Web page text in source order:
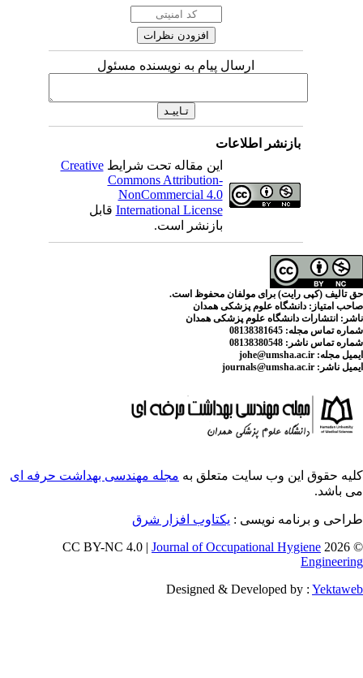
ارسال پیام به نویسنده مسئول
این مقاله تحت شرایطCreative
Commons Attribution-
NonCommercial 4.0
International Licenseقابل
مولفان محفوظ است.
پزشکی همدان
پزشکی همدان
متعلق به مجله مهندسی بهداشت حرفه ای
:یکتاوب افزار شرق
Journal of
Designed &